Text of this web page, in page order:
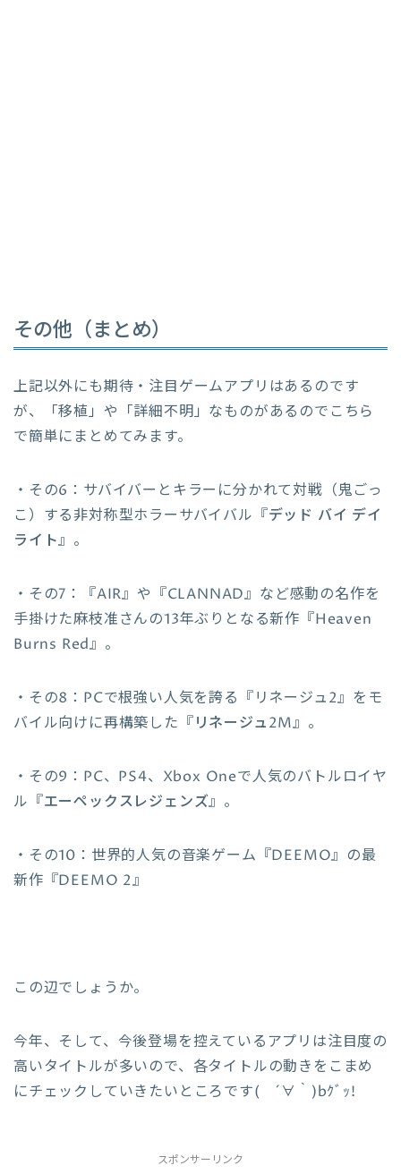
その他（まとめ）
上記以外にも期待・注目ゲームアプリはあるのです
が、「移植」や「詳細不明」なものがあるのでこちら
で簡単にまとめてみます。
・その6：サバイバーとキラーに分かれて対戦（鬼ごっ
こ）する非対称型ホラーサバイバル『デッド バイ デイ
ライト』。
・その7：『AIR』や『CLANNAD』など感動の名作を
手掛けた麻枝准さんの13年ぶりとなる新作『Heaven
Burns Red』。
・その8：PCで根強い人気を誇る『リネージュ2』をモ
バイル向けに再構築した『リネージュ2M』。
・その9：PC、PS4、Xbox Oneで人気のバトルロイヤ
ル『エーペックスレジェンズ』。
・その10：世界的人気の音楽ゲーム『DEEMO』の最
新作『DEEMO 2』
この辺でしょうか。
今年、そして、今後登場を控えているアプリは注目度の
高いタイトルが多いので、各タイトルの動きをこまめ
にチェックしていきたいところです( ´∀｀)bｸﾞｯ!
スポンサーリンク